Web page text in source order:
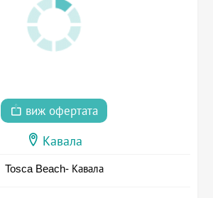
виж офертата
Кавала
Tosca Beach- Кавала